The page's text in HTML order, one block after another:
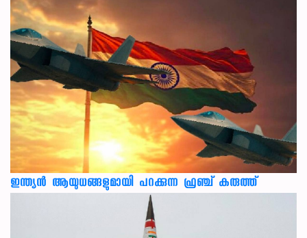
ഇന്ത്യൻ ആയുധങ്ങളുമായി പറക്കുന്ന ഫ്രഞ്ച് കരുത്ത്